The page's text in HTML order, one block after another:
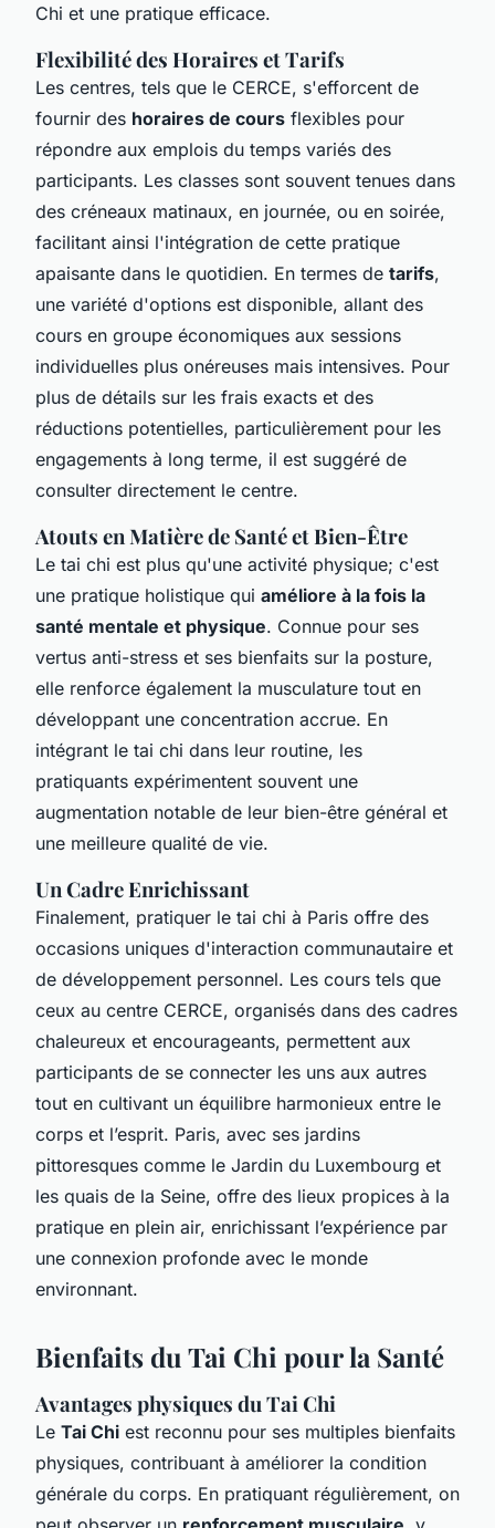
Chi et une pratique efficace.
Flexibilité des Horaires et Tarifs
Les centres, tels que le CERCE, s'efforcent de
fournir des horaires de cours flexibles pour
répondre aux emplois du temps variés des
participants. Les classes sont souvent tenues dans
des créneaux matinaux, en journée, ou en soirée,
facilitant ainsi l'intégration de cette pratique
apaisante dans le quotidien. En termes de tarifs,
une variété d'options est disponible, allant des
cours en groupe économiques aux sessions
individuelles plus onéreuses mais intensives. Pour
plus de détails sur les frais exacts et des
réductions potentielles, particulièrement pour les
engagements à long terme, il est suggéré de
consulter directement le centre.
Atouts en Matière de Santé et Bien-Être
Le tai chi est plus qu'une activité physique; c'est
une pratique holistique qui améliore à la fois la
santé mentale et physique. Connue pour ses
vertus anti-stress et ses bienfaits sur la posture,
elle renforce également la musculature tout en
développant une concentration accrue. En
intégrant le tai chi dans leur routine, les
pratiquants expérimentent souvent une
augmentation notable de leur bien-être général et
une meilleure qualité de vie.
Un Cadre Enrichissant
Finalement, pratiquer le tai chi à Paris offre des
occasions uniques d'interaction communautaire et
de développement personnel. Les cours tels que
ceux au centre CERCE, organisés dans des cadres
chaleureux et encourageants, permettent aux
participants de se connecter les uns aux autres
tout en cultivant un équilibre harmonieux entre le
corps et l’esprit. Paris, avec ses jardins
pittoresques comme le Jardin du Luxembourg et
les quais de la Seine, offre des lieux propices à la
pratique en plein air, enrichissant l’expérience par
une connexion profonde avec le monde
environnant.
Bienfaits du Tai Chi pour la Santé
Avantages physiques du Tai Chi
Le Tai Chi est reconnu pour ses multiples bienfaits
physiques, contribuant à améliorer la condition
générale du corps. En pratiquant régulièrement, on